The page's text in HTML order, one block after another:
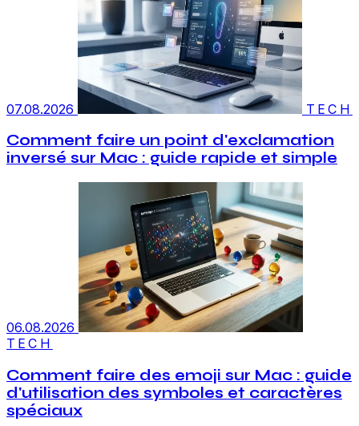
07.08.2026 TECH
Comment faire un point d'exclamation
inversé sur Mac : guide rapide et simple
06.08.2026
TECH
Comment faire des emoji sur Mac : guide
d'utilisation des symboles et caractères
spéciaux